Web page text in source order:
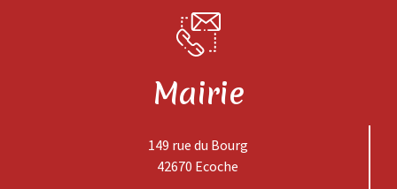
Mairie
149 rue du Bourg
42670 Ecoche